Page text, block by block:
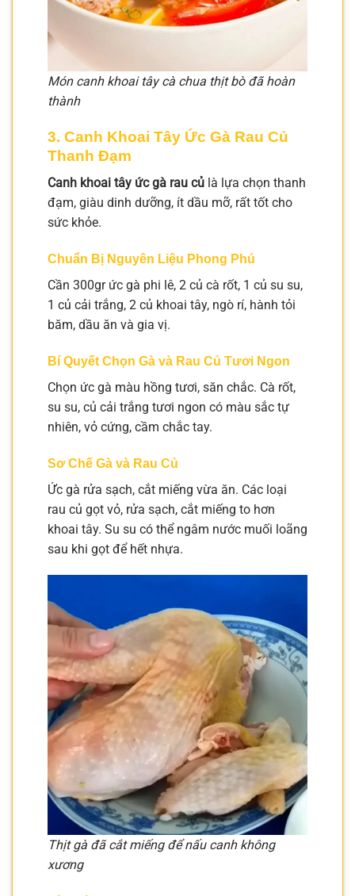
Món canh khoai tây cà chua thịt bò đã hoàn
thành
3. Canh Khoai Tây Ức Gà Rau Củ
Thanh Đạm
Canh khoai tây ức gà rau củ là lựa chọn thanh
đạm, giàu dinh dưỡng, ít dầu mỡ, rất tốt cho
sức khỏe.
Chuẩn Bị Nguyên Liệu Phong Phú
Cần 300gr ức gà phi lê, 2 củ cà rốt, 1 củ su su,
1 củ cải trắng, 2 củ khoai tây, ngò rí, hành tỏi
băm, dầu ăn và gia vị.
Bí Quyết Chọn Gà và Rau Củ Tươi Ngon
Chọn ức gà màu hồng tươi, săn chắc. Cà rốt,
su su, củ cải trắng tươi ngon có màu sắc tự
nhiên, vỏ cứng, cầm chắc tay.
Sơ Chế Gà và Rau Củ
Ức gà rửa sạch, cắt miếng vừa ăn. Các loại
rau củ gọt vỏ, rửa sạch, cắt miếng to hơn
khoai tây. Su su có thể ngâm nước muối loãng
sau khi gọt để hết nhựa.
Thịt gà đã cắt miếng để nấu canh không
xương